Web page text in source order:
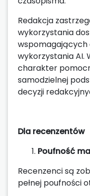
Redakcja
wykorzystania
wykorzystania AI.
charakter
samodzielnej
decyzji
Dla recenzentów
Poufność
Recenzenci są
pełnej poufności